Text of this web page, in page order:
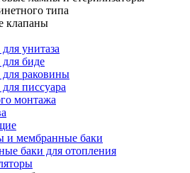
типа
клапаны
унитаза
биде
раковины
писсуара
монтажа
и мембранные баки
баки для отопления